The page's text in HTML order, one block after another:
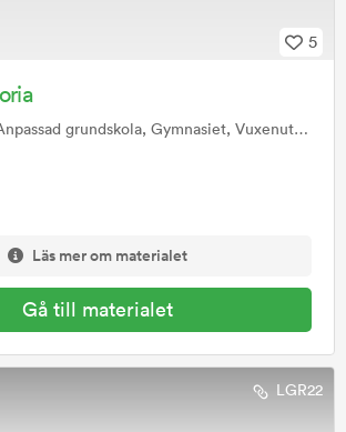
5
grundskola, Gymnasiet, Vuxenutbildning, Anpassad gymnasieskola
Läs mer om materialet
Gå till materialet
LGR22